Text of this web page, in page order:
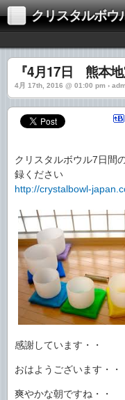
クリスタルボウ
『4月17日 熊本
4月 17th, 2016 @ 01:00 pm ›
クリスタルボウル7日間
録ください
http://crystalbowl-
感謝しています・・
おはようございます・・
爽やかな朝ですね・・